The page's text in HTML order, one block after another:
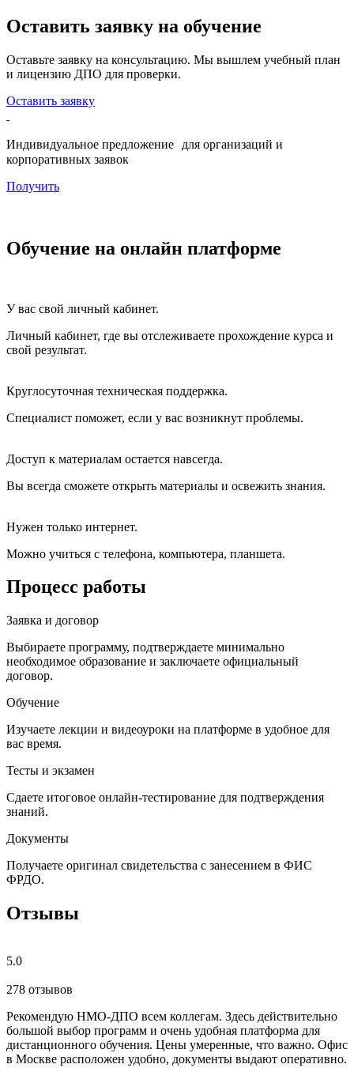
Оставить заявку на обучение
Оставьте заявку на консультацию. Мы вышлем учебный план
и лицензию ДПО для проверки.
Оставить заявку
Индивидуальное предложение для организаций и
корпоративных заявок
Получить
Обучение на онлайн платформе
У вас свой личный кабинет.
Личный кабинет, где вы отслеживаете прохождение курса и
свой результат.
Круглосуточная техническая поддержка.
Специалист поможет, если у вас возникнут проблемы.
Доступ к материалам остается навсегда.
Вы всегда сможете открыть материалы и освежить знания.
Нужен только интернет.
Можно учиться с телефона, компьютера, планшета.
Процесс работы
Заявка и договор
Выбираете программу, подтверждаете минимально
необходимое образование и заключаете официальный
договор.
Обучение
Изучаете лекции и видеоуроки на платформе в удобное для
вас время.
Тесты и экзамен
Сдаете итоговое онлайн-тестирование для подтверждения
знаний.
Документы
Получаете оригинал свидетельства с занесением в ФИС
ФРДО.
Отзывы
5.0
278 отзывов
Рекомендую НМО-ДПО всем коллегам. Здесь действительно
большой выбор программ и очень удобная платформа для
дистанционного обучения. Цены умеренные, что важно. Офис
в Москве расположен удобно, документы выдают оперативно.